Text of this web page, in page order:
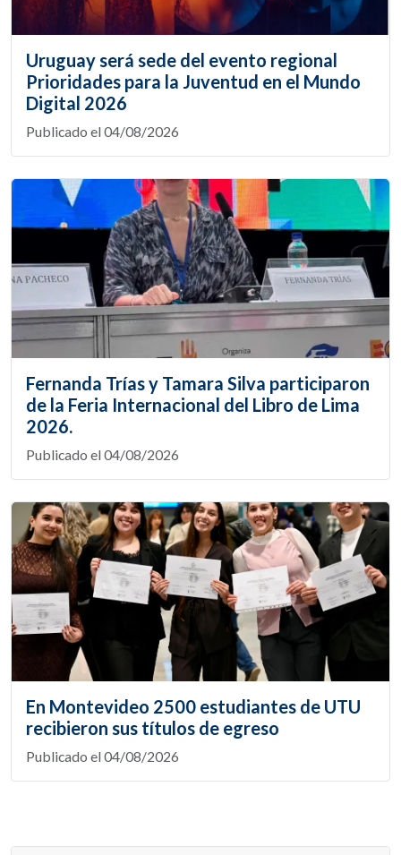
Uruguay será sede del evento regional
Prioridades para la Juventud en el Mundo
Digital 2026
Publicado el 04/08/2026
Fernanda Trías y Tamara Silva participaron
de la Feria Internacional del Libro de Lima
2026.
Publicado el 04/08/2026
En Montevideo 2500 estudiantes de UTU
recibieron sus títulos de egreso
Publicado el 04/08/2026